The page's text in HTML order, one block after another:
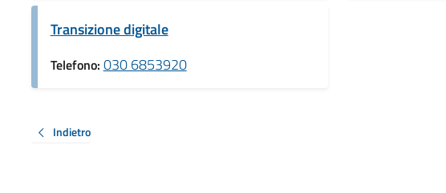
Transizione digitale
Telefono: 030 6853920
Indietro